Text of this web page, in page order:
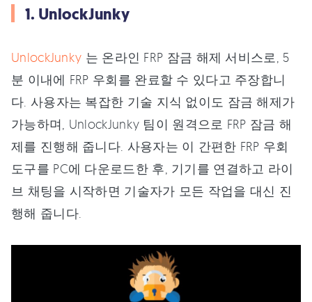
1. UnlockJunky
UnlockJunky 는 온라인 FRP 잠금 해제 서비스로, 5
분 이내에 FRP 우회를 완료할 수 있다고 주장합니
다. 사용자는 복잡한 기술 지식 없이도 잠금 해제가
가능하며, UnlockJunky 팀이 원격으로 FRP 잠금 해
제를 진행해 줍니다. 사용자는 이 간편한 FRP 우회
도구를 PC에 다운로드한 후, 기기를 연결하고 라이
브 채팅을 시작하면 기술자가 모든 작업을 대신 진
행해 줍니다.